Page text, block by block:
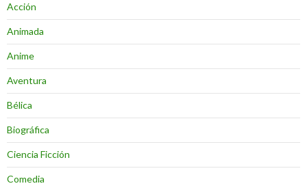
Acción
Animada
Anime
Aventura
Bélica
Biográfica
Ciencia Ficción
Comedia